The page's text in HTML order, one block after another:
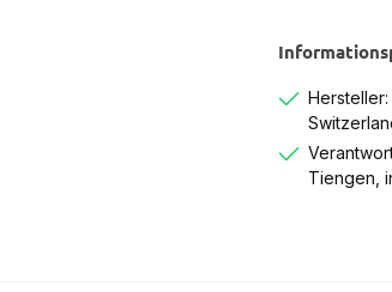
Tiengen,